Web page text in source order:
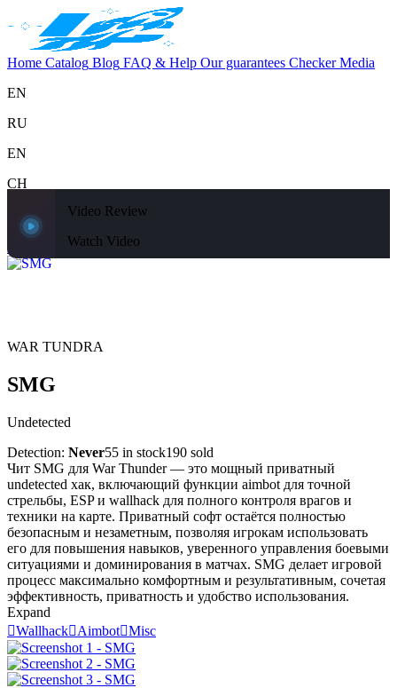
Home Catalog Blog FAQ & Help Our guarantees Checker Media
EN
RU
EN
CH
Support
Home
Home
CatalogWAR TUNDRA
Video Review
Watch Video
WAR TUNDRA
SMG
Undetected
Detection: Never55 in stock190 sold
Чит SMG для War Thunder — это мощный приватный
undetected хак, включающий функции aimbot для точной
стрельбы, ESP и wallhack для полного контроля врагов и
техники на карте. Приватный софт остаётся полностью
безопасным и незаметным, позволяя игрокам использовать
его для повышения навыков, уверенного управления боевыми
ситуациями и доминирования в матчах. SMG делает игровой
процесс максимально комфортным и результативным, сочетая
эффективность, приватность и удобство использования.
Expand
WallhackAimbotMisc